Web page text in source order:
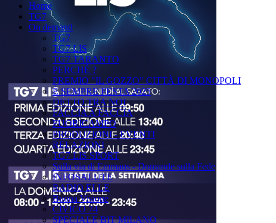
Home
TG7
On demand
TG7
TG7 LIS
TG7 TARANTO
PERCHÉ ?
PREMIO "IL GOZZO" CITTÀ DI MONOPOLI
È SEMPRE FESTA 2025
DETTO TRA NOI
FACCIA A FACCIA
FUORICAMPO
PRODUZIONI - EVENTI
RELAZIONI
TG7 LIS SPORT
Sulla via di Emmaus - Domande sulla Fede
INFOSALUTE
RADIO ELLE
Buona Visione
CIVICO 74
SPECIALE BIT MILANO